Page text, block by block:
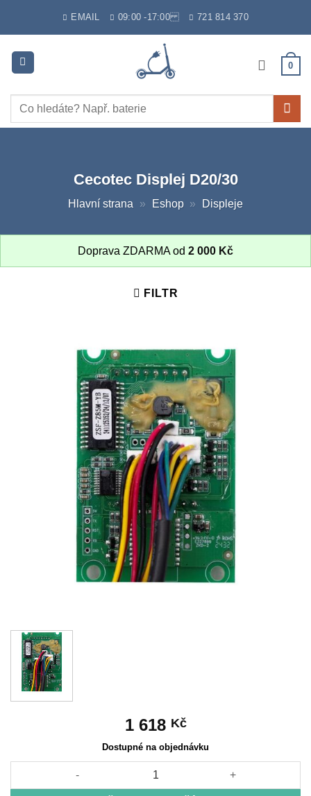
EMAIL 09:00 -17:00 721 814 370
0
Hledat:
Cecotec Displej D20/30
Hlavní strana » Eshop » Displeje
Doprava ZDARMA od 2 000 Kč
FILTR
1 618 Kč
Dostupné na objednávku
Cecotec Displej D20/30 množství